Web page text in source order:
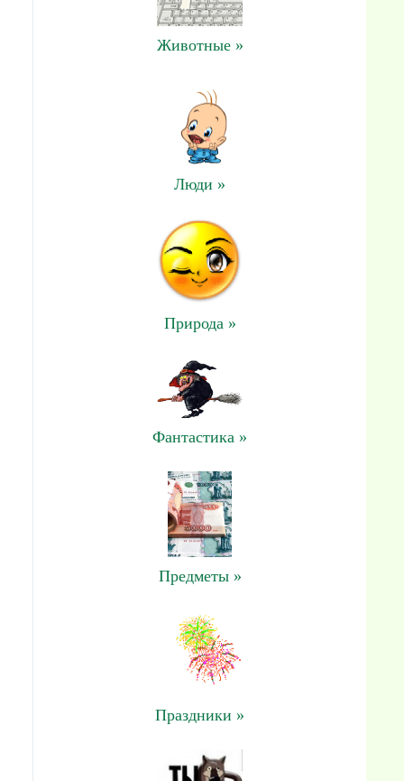
Животные »
Люди »
Природа »
Фантастика »
Предметы »
Праздники »